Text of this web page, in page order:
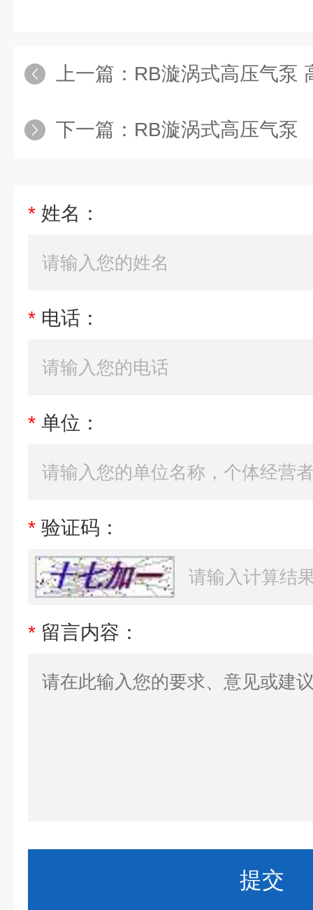
上一篇： RB漩涡式高压气泵
下一篇： RB漩涡式高压气泵
* 姓名：
* 电话：
* 单位：
* 验证码：
* 留言内容：